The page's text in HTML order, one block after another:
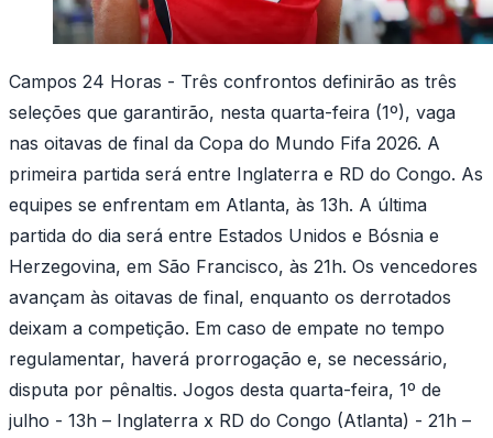
Campos 24 Horas - Três confrontos definirão as três
seleções que garantirão, nesta quarta-feira (1º), vaga
nas oitavas de final da Copa do Mundo Fifa 2026. A
primeira partida será entre Inglaterra e RD do Congo. As
equipes se enfrentam em Atlanta, às 13h. A última
partida do dia será entre Estados Unidos e Bósnia e
Herzegovina, em São Francisco, às 21h. Os vencedores
avançam às oitavas de final, enquanto os derrotados
deixam a competição. Em caso de empate no tempo
regulamentar, haverá prorrogação e, se necessário,
disputa por pênaltis. Jogos desta quarta-feira, 1º de
julho - 13h – Inglaterra x RD do Congo (Atlanta) - 21h –